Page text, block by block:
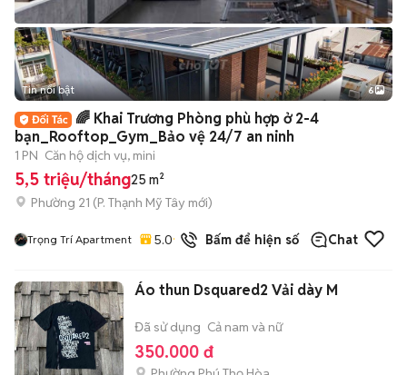
+2
Tin nổi bật 6
🌈 Khai Trương Phòng phù hợp ở 2-4
bạn_Rooftop_Gym_Bảo vệ 24/7 an ninh
1 PN Căn hộ dịch vụ, mini
5,5 triệu/tháng25 m²
Phường 21 (P. Thạnh Mỹ Tây mới)
Trọng Trí Apartment 5.0 Bấm để hiện số Chat
Áo thun Dsquared2 Vải dày M
Đã sử dụng Cả nam và nữ
350.000 đ